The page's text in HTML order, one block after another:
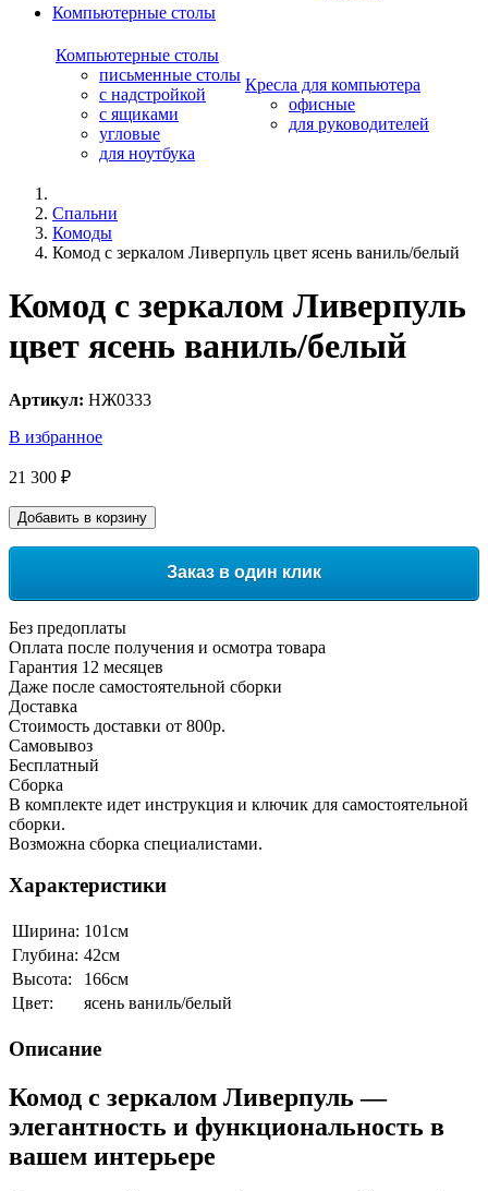
Компьютерные столы
Компьютерные столы
письменные столы
с надстройкой
с ящиками
угловые
для ноутбука
Кресла для компьютера
офисные
для руководителей
Спальни
Комоды
Комод с зеркалом Ливерпуль цвет ясень ваниль/белый
Комод с зеркалом Ливерпуль
цвет ясень ваниль/белый
Артикул: НЖ0333
В избранное
21 300 ₽
Добавить в корзину
Заказ в один клик
Без предоплаты
Оплата после получения и осмотра товара
Гарантия 12 месяцев
Даже после самостоятельной сборки
Доставка
Стоимость доставки от 800р.
Самовывоз
Бесплатный
Сборка
В комплекте идет инструкция и ключик для самостоятельной
сборки.
Возможна сборка специалистами.
Характеристики
Ширина: 101см
Глубина: 42см
Высота:
166см
Цвет:
ясень ваниль/белый
Описание
Комод с зеркалом Ливерпуль —
элегантность и функциональность в
вашем интерьере